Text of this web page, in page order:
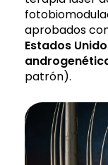
aprobados
Estados
patrón).